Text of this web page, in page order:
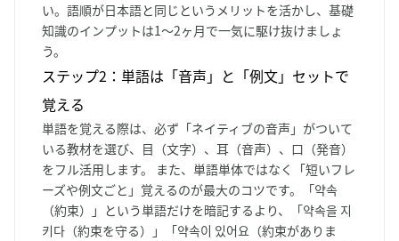
い。語順が日本語と同じというメリットを活かし、基礎
知識のインプットは1〜2ヶ月で一気に駆け抜けましょ
う。
ステップ2：単語は「音声」と「例文」セットで
覚える
単語を覚える際は、必ず「ネイティブの音声」がついて
いる教材を選び、目（文字）、耳（音声）、口（発音）
をフル活用します。 また、単語単体ではなく「短いフレ
ーズや例文ごと」覚えるのが最大のコツです。「약속
（約束）」という単語だけを暗記するより、「약속을 지
키다（約束を守る）」「약속이 있어요（約束がありま